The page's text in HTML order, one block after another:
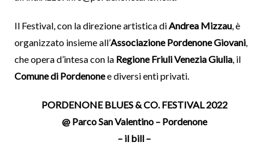
Il Festival, con la direzione artistica diAndrea Mizzau, è
organizzato insieme all’Associazione Pordenone Giovani,
che opera d’intesa con la Regione Friuli Venezia Giulia, il
Comune di Pordenonee diversi enti privati.
PORDENONE BLUES & CO. FESTIVAL 2022
@ Parco San Valentino – Pordenone
– il bill –